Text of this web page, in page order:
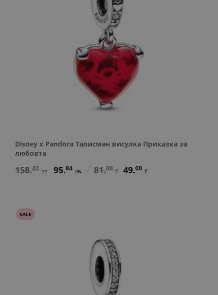
Disney x Pandora Талисман висулка Приказка за
любовта
158.42 лв. 95.84 лв. 81.00 € 49.00 €
SALE